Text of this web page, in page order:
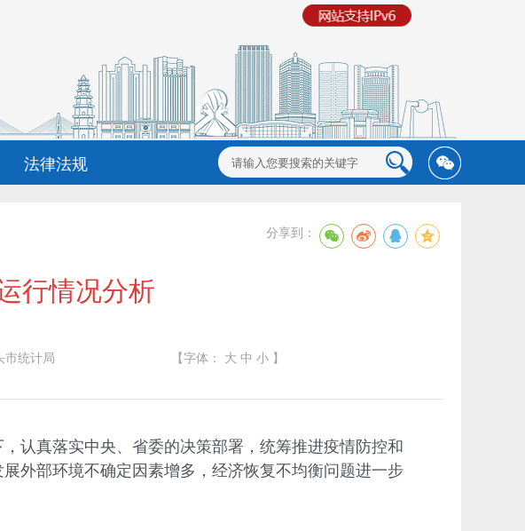
法律法规
分享到：
行情况分析
市统计局 【字体： 大 中 小 】
真落实中央、省委的决策部署，统筹推进疫情防控和
外部环境不确定因素增多，经济恢复不均衡问题进一步